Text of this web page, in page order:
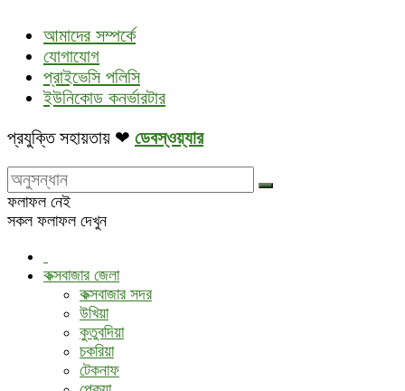
আমাদের সম্পর্কে
যোগাযোগ
প্রাইভেসি পলিসি
ইউনিকোড কনর্ভারটার
প্রযুক্তি সহায়তায় ❤ ডেবস্ওয়্যার
ফলাফল নেই
সকল ফলাফল দেখুন
কক্সবাজার জেলা
কক্সবাজার সদর
উখিয়া
কুতুবদিয়া
চকরিয়া
টেকনাফ